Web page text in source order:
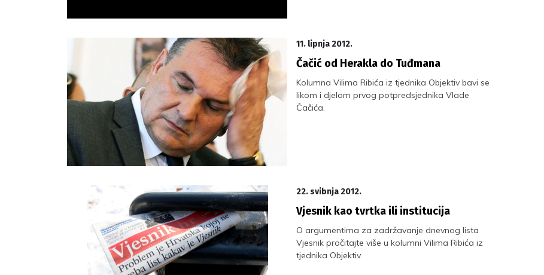
11. lipnja 2012.
Čačić od Herakla do Tuđmana
Kolumna Vilima Ribića iz tjednika Objektiv bavi se
likom i djelom prvog potpredsjednika Vlade
Čačića.
22. svibnja 2012.
Vjesnik kao tvrtka ili institucija
O argumentima za zadržavanje dnevnog lista
Vjesnik pročitajte više u kolumni Vilima Ribića iz
tjednika Objektiv.